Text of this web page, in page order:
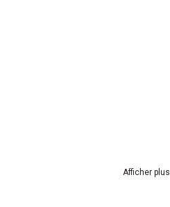
Afficher plus